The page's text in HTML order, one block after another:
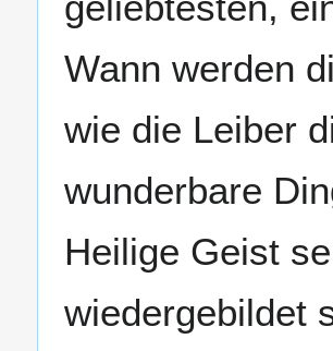
Wann werden
wie die Leiber
wunderbare
Heilige Geist
wiedergebildet